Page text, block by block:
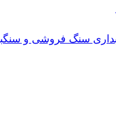
سنگ فروشی و